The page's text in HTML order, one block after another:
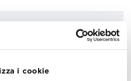
i cookie